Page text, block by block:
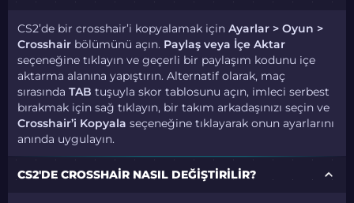
CS2’de bir crosshair’i kopyalamak içinAyarlar > Oyun >
Crosshair bölümünü açın. Paylaş veya İçe Aktar
seçeneğine tıklayın ve geçerli bir paylaşım kodunu içe
aktarma alanına yapıştırın. Alternatif olarak, maç
sırasındaTAB tuşuyla skor tablosunu açın, imleci serbest
bırakmak için sağ tıklayın, bir takım arkadaşınızı seçin ve
Crosshair’i Kopyala seçeneğine tıklayarak onun ayarlarını
anında uygulayın.
CS2'DE CROSSHAIR NASIL DEĞIŞTIRILIR?